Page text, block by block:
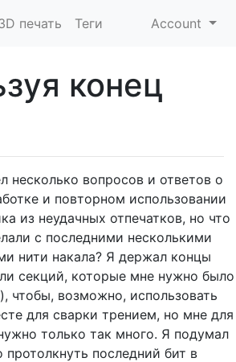
печать Теги Account
конец
несколько вопросов и ответов о
и повторном использовании
из неудачных отпечатков, но что
с последними несколькими
нити накала? Я держал концы
секций, которые мне нужно было
чтобы, возможно, использовать
для сварки трением, но мне для
только так много. Я подумал
протолкнуть последний бит в